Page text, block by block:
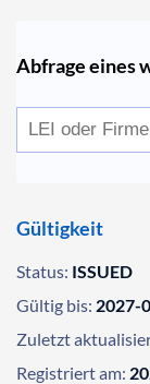
Abfrage eines
Gültigkeit
Status: ISSUED
Gültig bis: 2027-
Zuletzt
Registriert am: